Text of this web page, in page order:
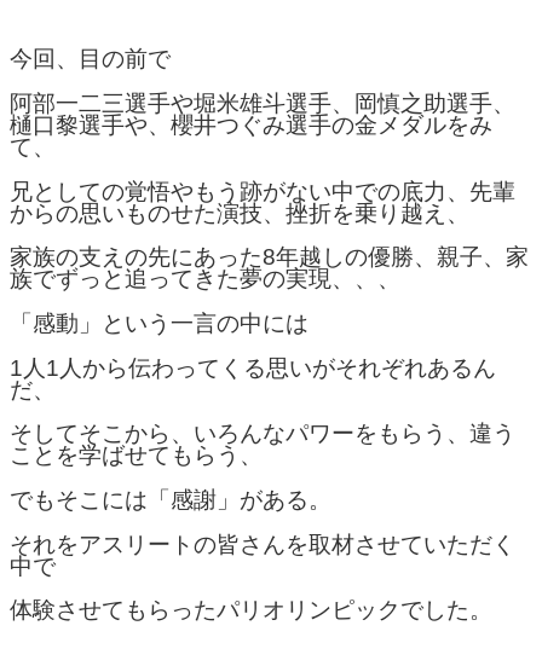
今回、目の前で
阿部一二三選手や堀米雄斗選手、岡慎之助選手、
樋口黎選手や、櫻井つぐみ選手の金メダルをみ
て、
兄としての覚悟やもう跡がない中での底力、先輩
からの思いものせた演技、挫折を乗り越え、
家族の支えの先にあった8年越しの優勝、親子、家
族でずっと追ってきた夢の実現、、、
「感動」という一言の中には
1人1人から伝わってくる思いがそれぞれあるん
だ、
そしてそこから、いろんなパワーをもらう、違う
ことを学ばせてもらう、
でもそこには「感謝」がある。
それをアスリートの皆さんを取材させていただく
中で
体験させてもらったパリオリンピックでした。